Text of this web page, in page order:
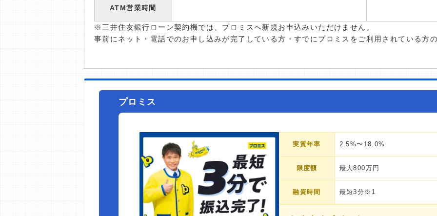
ATM営業時間
※三井住友銀行ローン契約機では、プロミスへ新規お申込みいただけません。
事前にネット・電話でのお申し込みが完了している方・すでにプロミスをご利用されている方
プロミス
実質年率 2.5%〜18.0%
限度額 最大800万円
融資時間 最短3分※1